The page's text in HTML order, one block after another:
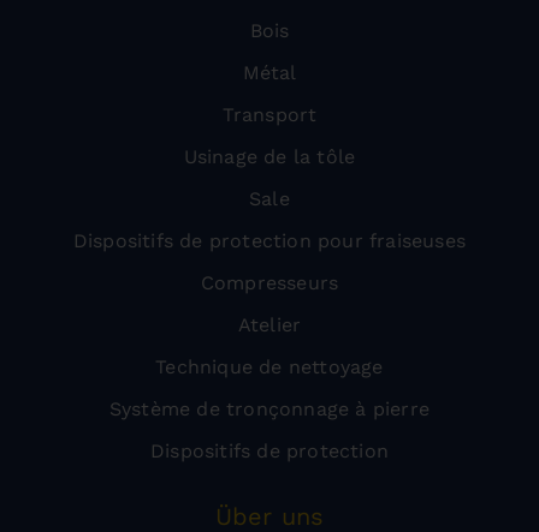
Bois
Métal
Transport
Usinage de la tôle
Sale
Dispositifs de protection pour fraiseuses
Compresseurs
Atelier
Technique de nettoyage
Système de tronçonnage à pierre
Dispositifs de protection
Über uns